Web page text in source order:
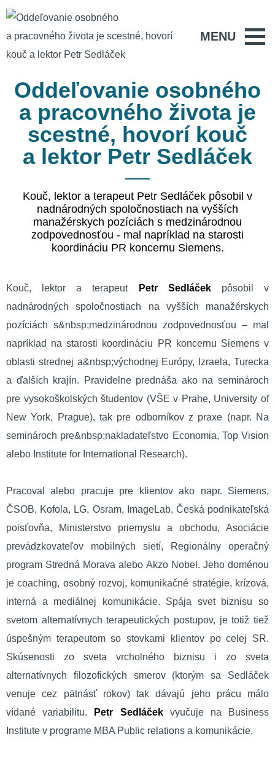
MENU
Oddeľovanie osobného
a pracovného života je
scestné, hovorí kouč
a lektor Petr Sedláček
Kouč, lektor a terapeut Petr Sedláček pôsobil v
nadnárodných spoločnostiach na vyšších
manažérskych pozíciách s medzinárodnou
zodpovednosťou - mal napríklad na starosti
koordináciu PR koncernu Siemens.
Kouč, lektor a terapeut Petr Sedláčekpôsobil v
nadnárodných spoločnostiach na vyšších manažérskych
pozíciách s&nbsp;medzinárodnou zodpovednosťou – mal
napríklad na starosti koordináciu PR koncernu Siemens v
oblasti strednej a&nbsp;východnej Európy, Izraela, Turecka
a ďalších krajín. Pravidelne prednáša ako na seminároch
pre vysokoškolských študentov (VŠE v Prahe, University of
New York, Prague), tak pre odborníkov z praxe (napr. Na
seminároch pre&nbsp;nakladateľstvo Economia, Top Vision
alebo Institute for International Research).
Pracoval alebo pracuje pre klientov ako napr. Siemens,
ČSOB, Kofola, LG, Osram, ImageLab, Česká podnikateľská
poisťovňa, Ministerstvo priemyslu a obchodu, Asociácie
prevádzkovateľov mobilných sietí, Regionálny operačný
program Stredná Morava alebo Akzo Nobel. Jeho doménou
je coaching, osobný rozvoj, komunikačné stratégie, krízová,
interná a mediálnej komunikácie. Spája svet biznisu so
svetom alternatívnych terapeutických postupov, je totiž tiež
úspešným terapeutom so stovkami klientov po celej SR.
Skúsenosti zo sveta vrcholného biznisu i zo sveta
alternatívnych filozofických smerov (ktorým sa Sedláček
venuje cez pätnásť rokov) tak dávajú jeho prácu málo
vídané variabilitu.
Petr Sedláčekvyučuje na Business
Institute v programe MBA Public relations a komunikácie.